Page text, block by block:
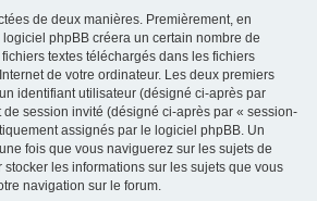
de deux manières. Premièrement, en
phpBB créera un certain nombre de
textes téléchargés dans les fichiers
de votre ordinateur. Les deux premiers
identifiant utilisateur (désigné ci-après par
session invité (désigné ci-après par « session-
assignés par le logiciel phpBB. Un
fois que vous naviguerez sur les sujets de
les informations sur les sujets que vous
navigation sur le forum.